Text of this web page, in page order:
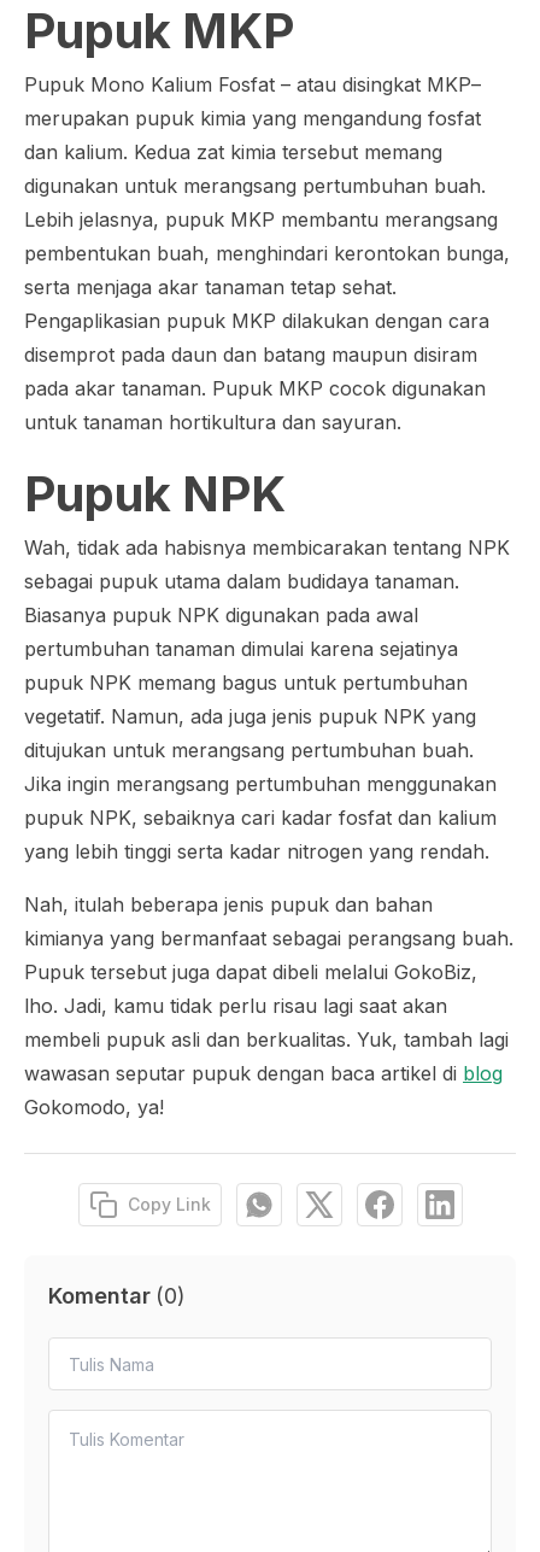
Pupuk MKP
Pupuk Mono Kalium Fosfat – atau disingkat MKP–
merupakan pupuk kimia yang mengandung fosfat
dan kalium. Kedua zat kimia tersebut memang
digunakan untuk merangsang pertumbuhan buah.
Lebih jelasnya, pupuk MKP membantu merangsang
pembentukan buah, menghindari kerontokan bunga,
serta menjaga akar tanaman tetap sehat.
Pengaplikasian pupuk MKP dilakukan dengan cara
disemprot pada daun dan batang maupun disiram
pada akar tanaman. Pupuk MKP cocok digunakan
untuk tanaman hortikultura dan sayuran.
Pupuk NPK
Wah, tidak ada habisnya membicarakan tentang NPK
sebagai pupuk utama dalam budidaya tanaman.
Biasanya pupuk NPK digunakan pada awal
pertumbuhan tanaman dimulai karena sejatinya
pupuk NPK memang bagus untuk pertumbuhan
vegetatif. Namun, ada juga jenis pupuk NPK yang
ditujukan untuk merangsang pertumbuhan buah.
Jika ingin merangsang pertumbuhan menggunakan
pupuk NPK, sebaiknya cari kadar fosfat dan kalium
yang lebih tinggi serta kadar nitrogen yang rendah.
Nah, itulah beberapa jenis pupuk dan bahan
kimianya yang bermanfaat sebagai perangsang buah.
Pupuk tersebut juga dapat dibeli melalui GokoBiz,
lho. Jadi, kamu tidak perlu risau lagi saat akan
membeli pupuk asli dan berkualitas. Yuk, tambah lagi
wawasan seputar pupuk dengan baca artikel di blog
Gokomodo, ya!
Copy Link
Komentar (0)